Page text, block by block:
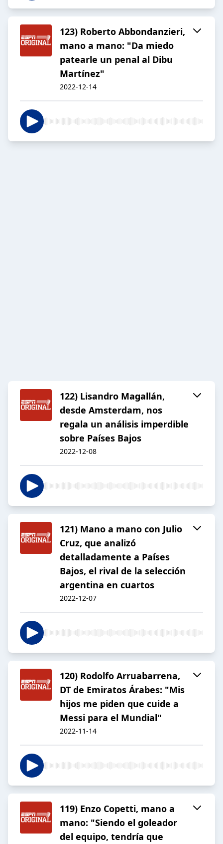
123) Roberto Abbondanzieri,
mano a mano: "Da miedo
patearle un penal al Dibu
Martínez"
2022-12-14
122) Lisandro Magallán,
desde Amsterdam, nos
regala un análisis imperdible
sobre Países Bajos
2022-12-08
121) Mano a mano con Julio
Cruz, que analizó
detalladamente a Países
Bajos, el rival de la selección
argentina en cuartos
2022-12-07
120) Rodolfo Arruabarrena,
DT de Emiratos Árabes: "Mis
hijos me piden que cuide a
Messi para el Mundial"
2022-11-14
119) Enzo Copetti, mano a
mano: "Siendo el goleador
del equipo, tendría que